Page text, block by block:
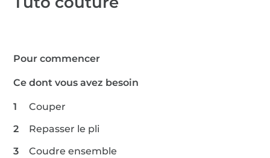
Pour commencer
Ce dont vous avez besoin
Couper
Repasser le pli
Coudre ensemble